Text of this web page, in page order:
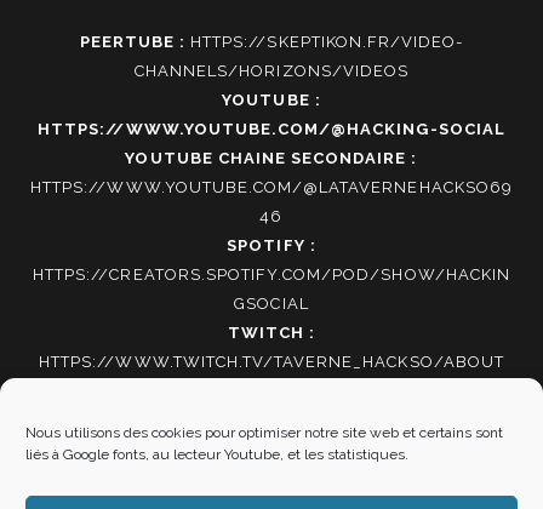
Nous utilisons des cookies pour optimiser notre site web et certains sont
liés à Google fonts, au lecteur Youtube, et les statistiques.
PEERTUBE : HTTPS://SKEPTIKON.FR/VIDEO-
CHANNELS/HORIZONS/VIDEOS
YOUTUBE :
HTTPS://WWW.YOUTUBE.COM/@HACKING-SOCIAL
YOUTUBE CHAINE SECONDAIRE :
HTTPS://WWW.YOUTUBE.COM/@LATAVERNEHACKSO69
46
SPOTIFY :
HTTPS://CREATORS.SPOTIFY.COM/POD/SHOW/HACKIN
GSOCIAL
TWITCH :
HTTPS://WWW.TWITCH.TV/TAVERNE_HACKSO/ABOUT